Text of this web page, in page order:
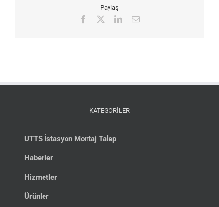
Paylaş
Facebook LinkedIn
E-
KATEGORİLER
UTTS İstasyon Montaj Talep
Haberler
Hizmetler
Ürünler